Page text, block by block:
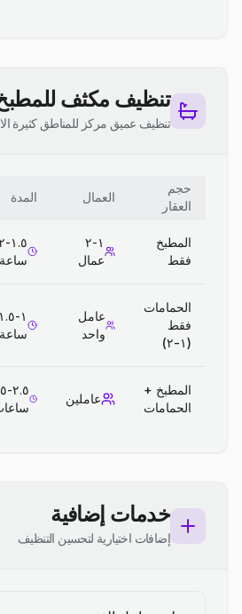
تنظيف مكثف
تنظيف عميق مركز للمناطق كثيرة
حجم
العقار
العمال المدة
المطبخ
فقط
١-٢
عمال
ساعة
الحمامات
فقط
(١-٢)
عامل
واحد
١-١.٥
ساعة
المطبخ +
الحمامات
عاملين
خدمات إضافية
إضافات اختيارية لتحسين التنظيف